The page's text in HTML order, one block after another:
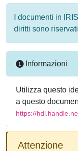
I documenti in
diritti sono
Informazioni
Utilizza questo
a questo
https://
Attenzione